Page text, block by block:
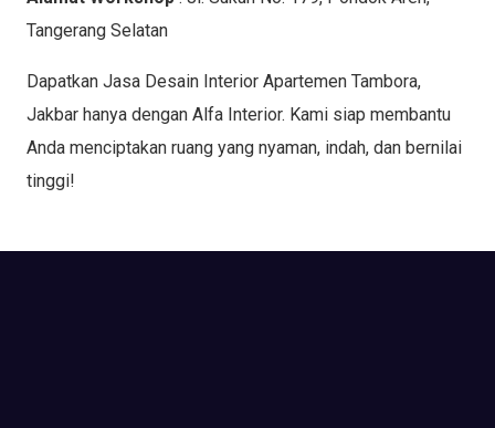
Tangerang Selatan
Dapatkan Jasa Desain Interior Apartemen Tambora,
Jakbar hanya dengan Alfa Interior. Kami siap membantu
Anda menciptakan ruang yang nyaman, indah, dan bernilai
tinggi!